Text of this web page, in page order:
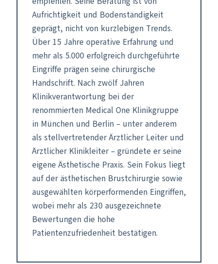
Aufrichtigkeit und Bodenständigkeit
geprägt, nicht von kurzlebigen Trends.
Über 15 Jahre operative Erfahrung und
mehr als 5.000 erfolgreich durchgeführte
Eingriffe prägen seine chirurgische
Handschrift. Nach zwölf Jahren
Klinikverantwortung bei der
renommierten Medical One Klinikgruppe
in München und Berlin – unter anderem
als stellvertretender Ärztlicher Leiter und
Ärztlicher Klinikleiter – gründete er seine
eigene Ästhetische Praxis. Sein Fokus liegt
auf der ästhetischen Brustchirurgie sowie
ausgewählten körperformenden Eingriffen,
wobei mehr als 230 ausgezeichnete
Bewertungen die hohe
Patientenzufriedenheit bestätigen.